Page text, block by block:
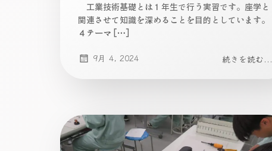
工業技術基礎とは１年生で行う実習です。座学と
関連させて知識を深めることを目的としています。
４テーマ […]
9月 4, 2024 続きを読む...